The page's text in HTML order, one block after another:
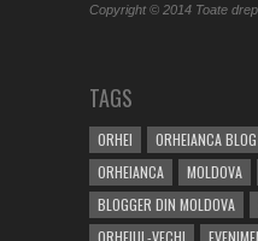
Copyright © 2014 Toate
TAGS
ORHEI ORHEIANCA BLOG
ORHEIANCA
MOLDOVA
BLOGGER DIN MOLDOVA
ORHEIUL-VECHI